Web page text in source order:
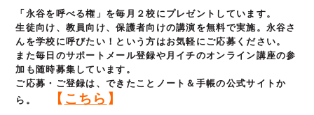
「永谷を呼べる権」を毎月２校にプレゼントしています。
生徒向け、教員向け、保護者向けの講演を無料で実施。永谷さ
んを学校に呼びたい！という方はお気軽にご応募ください。
また毎日のサポートメール登録や月イチのオンライン講座の参
加も随時募集しています。
ご応募・ご登録は、できたことノート＆手帳の公式サイトか
ら。
【 こちら 】